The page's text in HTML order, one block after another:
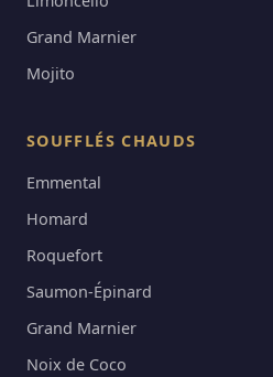
Grand Marnier
Mojito
SOUFFLÉS CHAUDS
Emmental
Homard
Roquefort
Saumon-Épinard
Grand Marnier
Noix de Coco